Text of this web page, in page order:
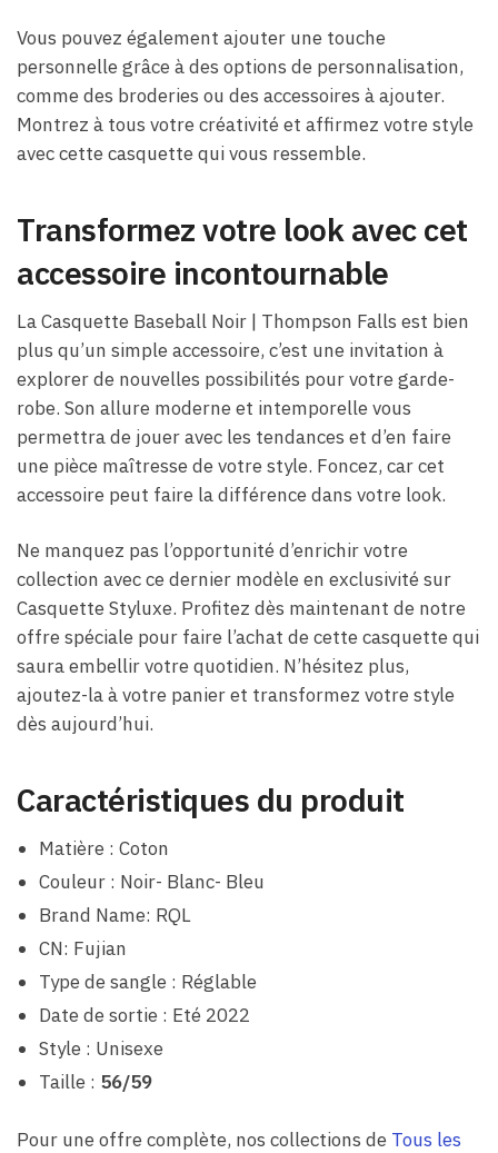
Vous pouvez également ajouter une touche
personnelle grâce à des options de personnalisation,
comme des broderies ou des accessoires à ajouter.
Montrez à tous votre créativité et affirmez votre style
avec cette casquette qui vous ressemble.
Transformez votre look avec cet
accessoire incontournable
La Casquette Baseball Noir | Thompson Falls est bien
plus qu’un simple accessoire, c’est une invitation à
explorer de nouvelles possibilités pour votre garde-
robe. Son allure moderne et intemporelle vous
permettra de jouer avec les tendances et d’en faire
une pièce maîtresse de votre style. Foncez, car cet
accessoire peut faire la différence dans votre look.
Ne manquez pas l’opportunité d’enrichir votre
collection avec ce dernier modèle en exclusivité sur
Casquette Styluxe. Profitez dès maintenant de notre
offre spéciale pour faire l’achat de cette casquette qui
saura embellir votre quotidien. N’hésitez plus,
ajoutez-la à votre panier et transformez votre style
dès aujourd’hui.
Caractéristiques du produit
Matière : Coton
Couleur : Noir- Blanc- Bleu
Brand Name: RQL
CN: Fujian
Type de sangle : Réglable
Date de sortie : Eté 2022
Style : Unisexe
Taille : 56/59
Pour une offre complète, nos collections de Tous les